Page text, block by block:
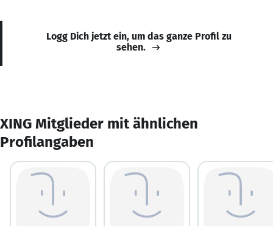
Logg Dich jetzt ein, um das ganze Profil zu
sehen.
XING Mitglieder mit ähnlichen
Profilangaben